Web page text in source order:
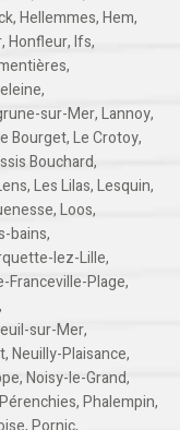
,Hellemmes,Hem,
,Honfleur,Ifs,
,
,
sur-Mer,Lannoy,
Bourget,Le Crotoy,
Bouchard,
,Les Lilas,Lesquin,
,Loos,
bains,
lez-Lille,
Franceville-Plage,
,
sur-Mer,
,Neuilly-Plaisance,
,Noisy-le-Grand,
Pérenchies,Phalempin,